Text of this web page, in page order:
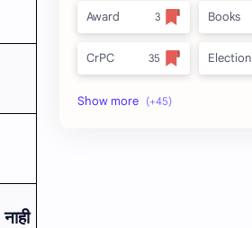
नाही
Award Books
CrPC Election
Forest